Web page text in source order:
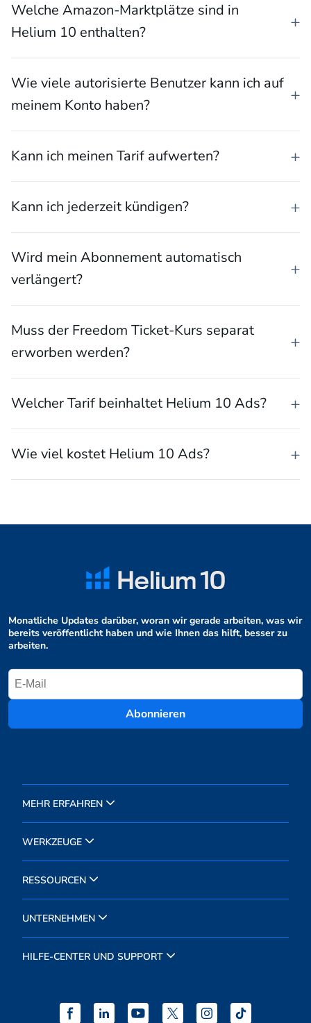
Welche Amazon-Marktplätze sind in
Helium 10 enthalten?
Wie viele autorisierte Benutzer kann ich auf
meinem Konto haben?
Kann ich meinen Tarif aufwerten?
Kann ich jederzeit kündigen?
Wird mein Abonnement automatisch
verlängert?
Muss der Freedom Ticket-Kurs separat
erworben werden?
Welcher Tarif beinhaltet Helium 10 Ads?
Wie viel kostet Helium 10 Ads?
Monatliche Updates darüber, woran wir gerade arbeiten, was wir
bereits veröffentlicht haben und wie Ihnen das hilft, besser zu
arbeiten.
Abonnieren
MEHR ERFAHREN
WERKZEUGE
RESSOURCEN
UNTERNEHMEN
HILFE-CENTER UND SUPPORT